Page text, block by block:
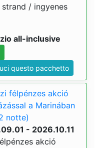
/ ingyenes
all-inclusive
questo pacchetto
félpénzes akció
a Marinában
notte)
- 2026.10.11
akció